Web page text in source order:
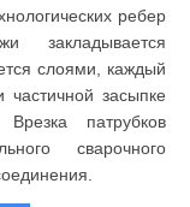
ребер
закладывается
слоями, каждый
засыпке
патрубков
сварочного